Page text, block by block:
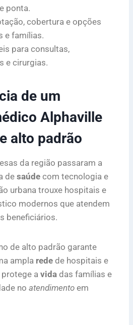
ponta.
cobertura e opções
e famílias.
para consultas,
e cirurgias.
de um
Alphaville
alto padrão
da região passaram a
de saúde com tecnologia e
urbana trouxe hospitais e
modernos que atendem
beneficiários.
de alto padrão garante
ampla rede de hospitais e
a vida das famílias e
no atendimento em